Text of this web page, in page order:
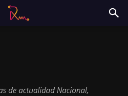
de actualidad Nacional,